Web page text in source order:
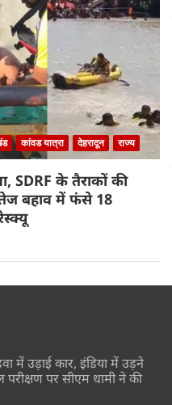
कांवड यात्रा देहरादून राज्य
SDRF के तैराकों की
तेज बहाव में फंसे 18
में उड़ाई कार, इंडिया में उड़ने
पर सीएम धामी ने की